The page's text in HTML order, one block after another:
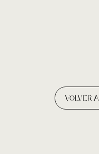
VOLVER